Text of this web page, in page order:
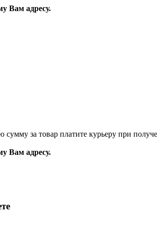
Вам адресу.
сумму за товар платите курьеру при
Вам адресу.